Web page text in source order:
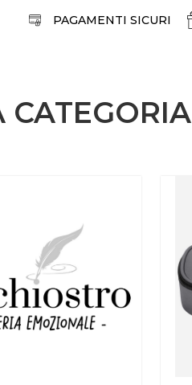
PAGAMENTI SICURI
CATEGORIA